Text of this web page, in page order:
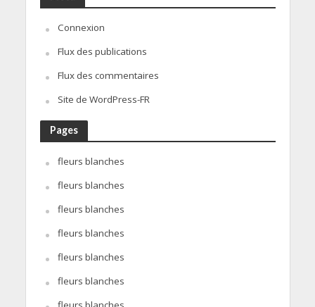
Connexion
Flux des publications
Flux des commentaires
Site de WordPress-FR
Pages
fleurs blanches
fleurs blanches
fleurs blanches
fleurs blanches
fleurs blanches
fleurs blanches